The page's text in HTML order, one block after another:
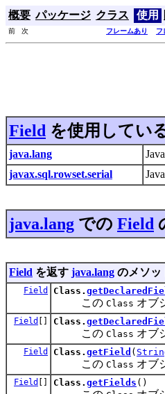
概要 パッケージ クラス 使用
前 次 フレームあり フ
Field を使用してい
java.lang
javax.sql.rowset.serial
java.lang での Field
Field を返す java.lang のメソッ
Field Class.
この Class オブ
Field [] Class.
この Class オブ
Field Class. getField (
この Class オブ
Field [] Class. getFields ()